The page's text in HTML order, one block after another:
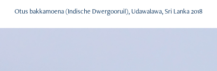
Otus bakkamoena (Indische Dwergooruil), Udawalawa, Sri Lanka 2018